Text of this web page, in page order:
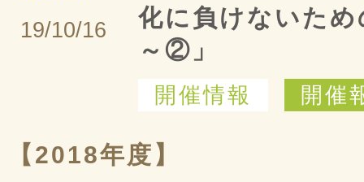
19/10/16
化に負けないた
～②」
開催情報 開催
【2018年度】